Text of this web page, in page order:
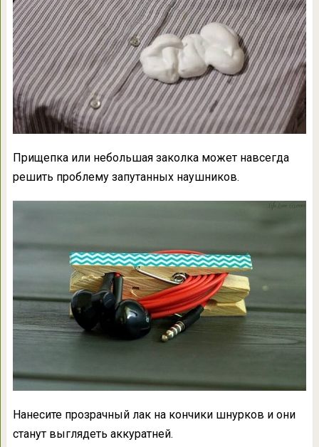
Прищепка или небольшая заколка может навсегда
решить проблему запутанных наушников.
Нанесите прозрачный лак на кончики шнурков и они
станут выглядеть аккуратней.